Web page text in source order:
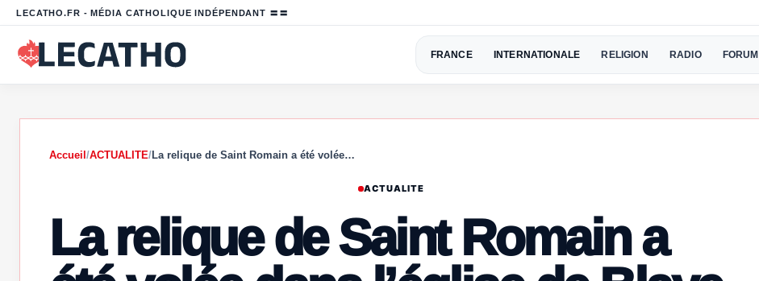
LECATHO.FR - MÉDIA CATHOLIQUE INDÉPENDANT 〓〓
FRANCE INTERNATIONALE RELIGION RADIO FORUM
Accueil /ACTUALITE/La relique de Saint Romain a été volée…
ACTUALITE
La relique de Saint Romain a